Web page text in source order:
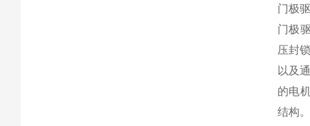
门极
门极
压封
以及
的电
结构